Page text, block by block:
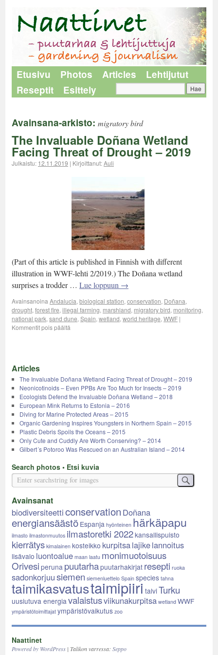
Etusivu Photos Articles
Lehtijutut
Reseptit
Esittely
Avainsana-arkisto: migratory bird
The Invaluable Doñana Wetland
Facing Threat of Drought – 2019
Julkaistu: 12.11.2019 | Kirjoittanut:Auli
(Part of this article is published in Finnish with different
illustration in WWF-lehti 2/2019.) The Doñana wetland
surprises a trodder … Lue loppuun →
Avainsanoina Andalucia, biological station, conservation, Doñana,
drought, forest fire, illegal farming, marshland, migratory bird, monitoring,
national park, sand dune, Spain, wetland, world heritage, WWF |
Kommentit pois päältä
Articles
The Invaluable Doñana Wetland Facing Threat of Drought – 2019
Neonicotinoids – Even PPBs Are Too Much for Insects – 2019
Ecologists Defend the Invaluable Doñana Wetland – 2018
European Mink Returns to Estonia – 2016
Diving for Marine Protected Areas – 2015
Organic Gardening Inspires Youngsters in Northern Spain – 2015
Plastic Debris Spoils the Oceans – 2015
Only Cute and Cuddly Are Worth Conserving? – 2014
Gilbert´s Potoroo Was Rescued on an Australian Island – 2014
Search photos • Etsi kuvia
Avainsanat
biodiversiteetticonservation Doñana
energiansäästö Espanja hyönteinen härkäpapu
ilmasto ilmastonmuutos ilmastoretki 2022kansallispuisto
kierrätys kimalainen kosteikko kurpitsalajikelannoitus
lisävalo luontoalue maan laatu monimuotoisuus
Orivesi peruna puutarhapuutarhakirjat resepti ruoka
sadonkorjuusiemen siemenluettelo Spain species tahna
taimikasvatustaimipiiri talviTurku
uusiutuva energia valaistusviikunakurpitsa wetland WWF
ympäristötoimittajat ympäristövaikutus zoo
Naattinet
Powered by WordPress | Talikon varressa: Seppo